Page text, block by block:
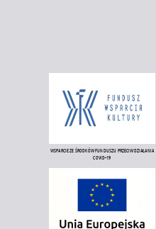
WSPARCIE ZE ŚRODKÓW FUNDUSZU PRZECIWDZIAŁANIA
COVID-19